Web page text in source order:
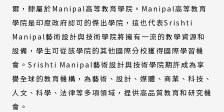
爾，隸屬於Manipal高等教育學院。Manipal高等教育
學院是印度政府認可的傑出學院，這也代表Srishti
Manipal藝術設計與技術學院將擁有一流的教學資源和
設備，學生可從該學院的其他國際分校獲得國際學習機
會。Srishti Manipal藝術設計與技術學院期許成為享
譽全球的教育機構，為藝術、設計、媒體、商業、科技、
人文、科學、法律等多項領域，提供高品質教育和研究機
會。